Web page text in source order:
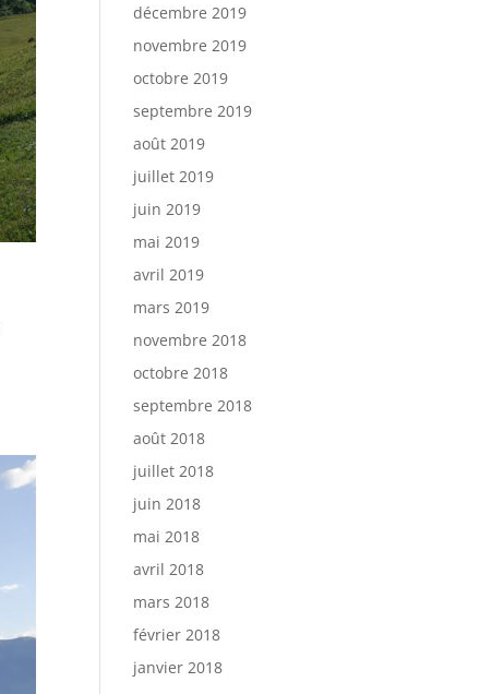
décembre 2019
novembre 2019
octobre 2019
septembre 2019
août 2019
juillet 2019
juin 2019
mai 2019
avril 2019
mars 2019
novembre 2018
octobre 2018
septembre 2018
août 2018
juillet 2018
juin 2018
mai 2018
avril 2018
mars 2018
février 2018
janvier 2018